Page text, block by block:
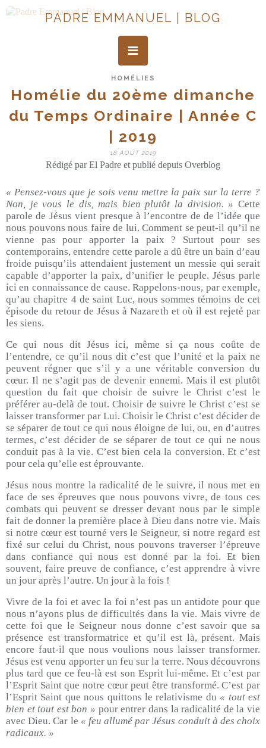
PADRE EMMANUEL | BLOG
HOMÉLIES
Homélie du 20ème dimanche
du Temps Ordinaire | Année C
| 2019
18 AOÛT 2019
Rédigé par El Padre et publié depuis Overblog
« Pensez-vous que je sois venu mettre la paix sur la terre ?
Non, je vous le dis, mais bien plutôt la division. » Cette
parole de Jésus vient presque à l’encontre de de l’idée que
nous pouvons nous faire de lui. Comment se peut-il qu’il ne
vienne pas pour apporter la paix ? Surtout pour ses
contemporains, entendre cette parole a dû être un bain d’eau
froide puisqu’ils attendaient justement un messie qui serait
capable d’apporter la paix, d’unifier le peuple. Jésus parle
ici en connaissance de cause. Rappelons-nous, par exemple,
qu’au chapitre 4 de saint Luc, nous sommes témoins de cet
épisode du retour de Jésus à Nazareth et où il est rejeté par
les siens.
Ce qui nous dit Jésus ici, même si ça nous coûte de
l’entendre, ce qu’il nous dit c’est que l’unité et la paix ne
peuvent régner que s’il y a une véritable conversion du
cœur. Il ne s’agit pas de devenir ennemi. Mais il est plutôt
question du fait que choisir de suivre le Christ c’est le
préférer au-delà de tout. Choisir de suivre le Christ c’est se
laisser transformer par Lui. Choisir le Christ c’est décider de
se séparer de tout ce qui nous éloigne de lui, ou, en d’autres
termes, c’est décider de se séparer de tout ce qui ne nous
conduit pas à la vie. C’est bien cela la conversion. Et c’est
pour cela qu’elle est éprouvante.
Jésus nous montre la radicalité de le suivre, il nous met en
face de ses épreuves que nous pouvons vivre, de tous ces
combats qui peuvent se dresser devant nous par le simple
fait de donner la première place à Dieu dans notre vie. Mais
si notre cœur est tourné vers le Seigneur, si notre regard est
fixé sur celui du Christ, nous pouvons traverser l’épreuve
dans confiance qui nous est donné par la foi. Et bien
souvent, faire preuve de confiance, c’est apprendre à vivre
un jour après l’autre. Un jour à la fois !
Vivre de la foi et avec la foi n’est pas un antidote pour que
nous n’ayons plus de difficultés dans la vie. Mais vivre de
cette foi que le Seigneur nous donne c’est savoir que sa
présence est transformatrice et qu’il est là, présent. Mais
encore faut-il que nous voulions nous laisser transformer.
Jésus est venu apporter un feu sur la terre. Nous découvrons
plus tard que ce feu-là est son Esprit lui-même. Et c’est par
l’Esprit Saint que notre cœur peut être transformé. C’est par
l’Esprit Saint que nous quittons le relativisme du « tout est
bien et tout est bon » pour entrer dans la radicalité de la vie
avec Dieu. Car le « feu allumé par Jésus conduit à des choix
radicaux. »